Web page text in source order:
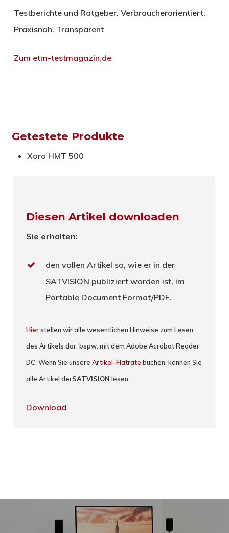
Testberichte und Ratgeber. Verbraucherorientiert.
Praxisnah. Transparent
Zum etm-testmagazin.de
Getestete Produkte
Xoro HMT 500
Diesen Artikel downloaden
Sie erhalten:
den vollen Artikel so, wie er in der
SATVISION publiziert worden ist, im
Portable Document Format/PDF.
Hierstellen wir alle wesentlichen Hinweise zum Lesen
des Artikels dar, bspw. mit dem Adobe Acrobat Reader
DC. Wenn Sie unsereArtikel-Flatrate buchen, können Sie
alle Artikel derSATVISION lesen.
Download